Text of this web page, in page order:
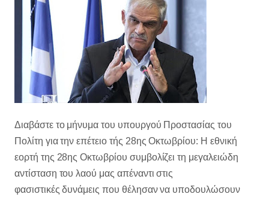
Διαβάστε το μήνυμα του υπουργού Προστασίας του
Πολίτη για την επέτειο τής 28ης Οκτωβρίου: Η εθνική
εορτή της 28ης Οκτωβρίου συμβολίζει τη μεγαλειώδη
αντίσταση του λαού μας απέναντι στις
φασιστικές δυνάμεις που θέλησαν να υποδουλώσουν